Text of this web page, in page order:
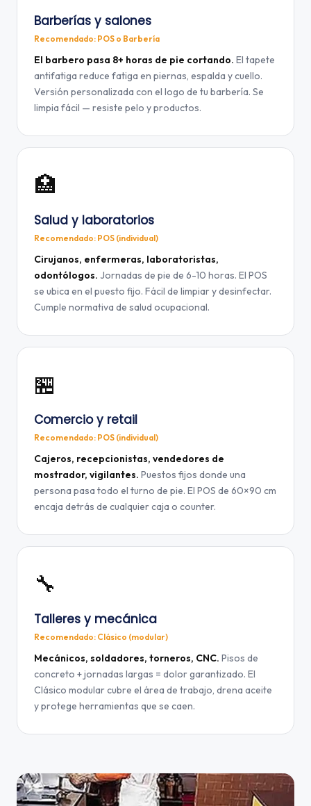
Barberías y salones
Recomendado: POS o Barbería
El barbero pasa 8+ horas de pie cortando. El tapete
antifatiga reduce fatiga en piernas, espalda y cuello.
Versión personalizada con el logo de tu barbería. Se
limpia fácil — resiste pelo y productos.
🏥
Salud y laboratorios
Recomendado: POS (individual)
Cirujanos, enfermeras, laboratoristas,
odontólogos. Jornadas de pie de 6-10 horas. El POS
se ubica en el puesto fijo. Fácil de limpiar y desinfectar.
Cumple normativa de salud ocupacional.
🏪
Comercio y retail
Recomendado: POS (individual)
Cajeros, recepcionistas, vendedores de
mostrador, vigilantes. Puestos fijos donde una
persona pasa todo el turno de pie. El POS de 60×90 cm
encaja detrás de cualquier caja o counter.
🔧
Talleres y mecánica
Recomendado: Clásico (modular)
Mecánicos, soldadores, torneros, CNC. Pisos de
concreto + jornadas largas = dolor garantizado. El
Clásico modular cubre el área de trabajo, drena aceite
y protege herramientas que se caen.